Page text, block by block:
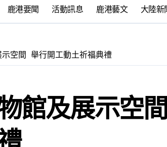
畫學會「藝啟同游」聯展 亞太鹿港渡假村登場
子放暑假 慎防感染腸病毒
市集盛大登場 《福興農遊地圖》啟動深度農
鹿港要聞 活動訊息 鹿港藝文 大陸新
示空間 舉行開工動土祈福典禮
館及展示空